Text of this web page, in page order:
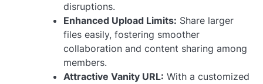
disruptions.
Enhanced Upload Limits: Share larger
files easily, fostering smoother
collaboration and content sharing among
members.
Attractive Vanity URL: With a customized